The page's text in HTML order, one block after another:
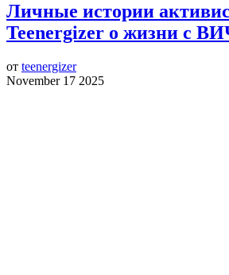
Личные истории
Teenergizer о жизни с
от teenergizer
November 17 2025